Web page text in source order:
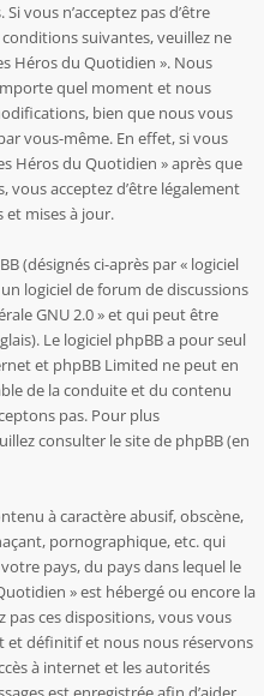
vous n’acceptez pas d’être
suivantes, veuillez ne
Héros du Quotidien ». Nous
quel moment et nous
bien que nous vous
vous-même. En effet, si vous
Héros du Quotidien » après que
acceptez d’être légalement
mises à jour.
(désignés ci-après par « logiciel
logiciel de forum de discussions
GNU 2.0» et qui peut être
Le logiciel phpBB a pour seul
et phpBB Limited ne peut en
de la conduite et du contenu
pas. Pour plus
consulter le site de phpBB(en
à caractère abusif, obscène,
pornographique, etc. qui
pays, du pays dans lequel le
» est hébergé ou encore la
pas ces dispositions, vous vous
et définitif et nous nous réservons
à internet et les autorités